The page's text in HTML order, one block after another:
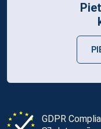
GDPR